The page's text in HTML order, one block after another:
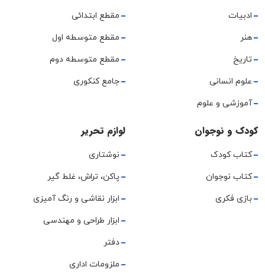
ادبیات
هنر
تاریخ
علوم انسانی
آموزشی و علوم
مقطع ابتدائی
مقطع متوسطه اول
مقطع متوسطه دوم
جامع کنکوری
کودک و نوجوان
کتاب کودک
کتاب نوجوان
بازی فکری
لوازم تحریر
نوشتاری
پاکن، تراش، غلط گیر
ابزار نقاشی و رنگ آمیزی
ابزار طراحی و مهندسی
دفتر
ملزومات اداری